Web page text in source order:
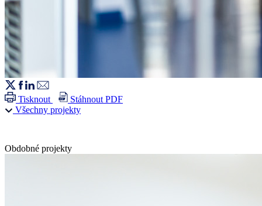
Tisknout
Stáhnout PDF
Všechny projekty
Obdobné projekty